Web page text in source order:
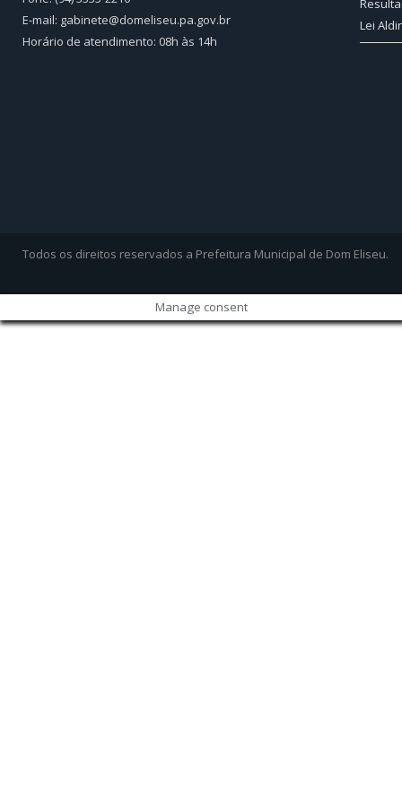
E-mail: gabinete@domeliseu.pa.gov.br
Horário de atendimento: 08h às 14h
Lei
Todos os direitos reservados a Prefeitura Municipal de Dom Eliseu.
Manage consent